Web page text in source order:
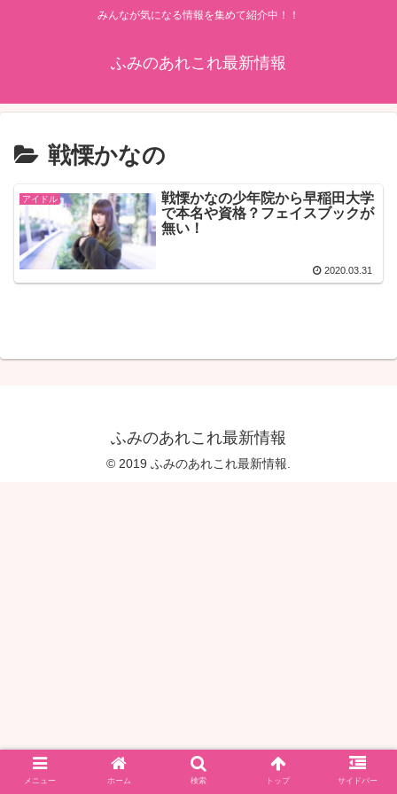
みんなが気になる情報を集めて紹介中！！
ふみのあれこれ最新情報
戦慄かなの
アイドル
戦慄かなの少年院から早稲田大学
で本名や資格？フェイスブックが
無い！
2020.03.31
ふみのあれこれ最新情報
© 2019 ふみのあれこれ最新情報.
メニュー ホーム 検索 トップ サイドバー